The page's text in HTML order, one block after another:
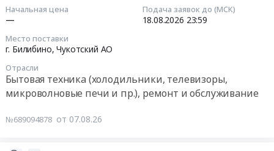
Начальная цена
—
Подача заявок до (МСК)
18.08.2026 23:59
Место поставки
г. Билибино,Чукотский АО
Отрасли
Бытовая техника (холодильники, телевизоры,
микроволновые печи и пр.), ремонт и обслуживание
№689094878 от 07.08.26